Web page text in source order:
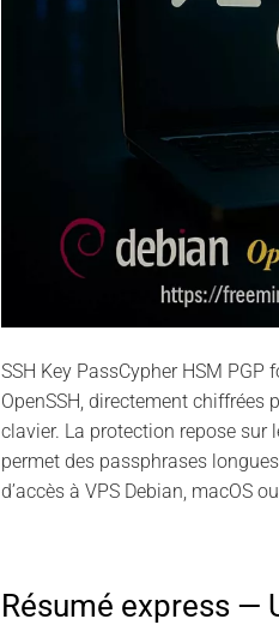
SSH Key PassCypher HSM
OpenSSH, directement chiffrées
clavier. La protection repose sur
permet des passphrases
d’accès à VPS Debian, macOS
Résumé express —